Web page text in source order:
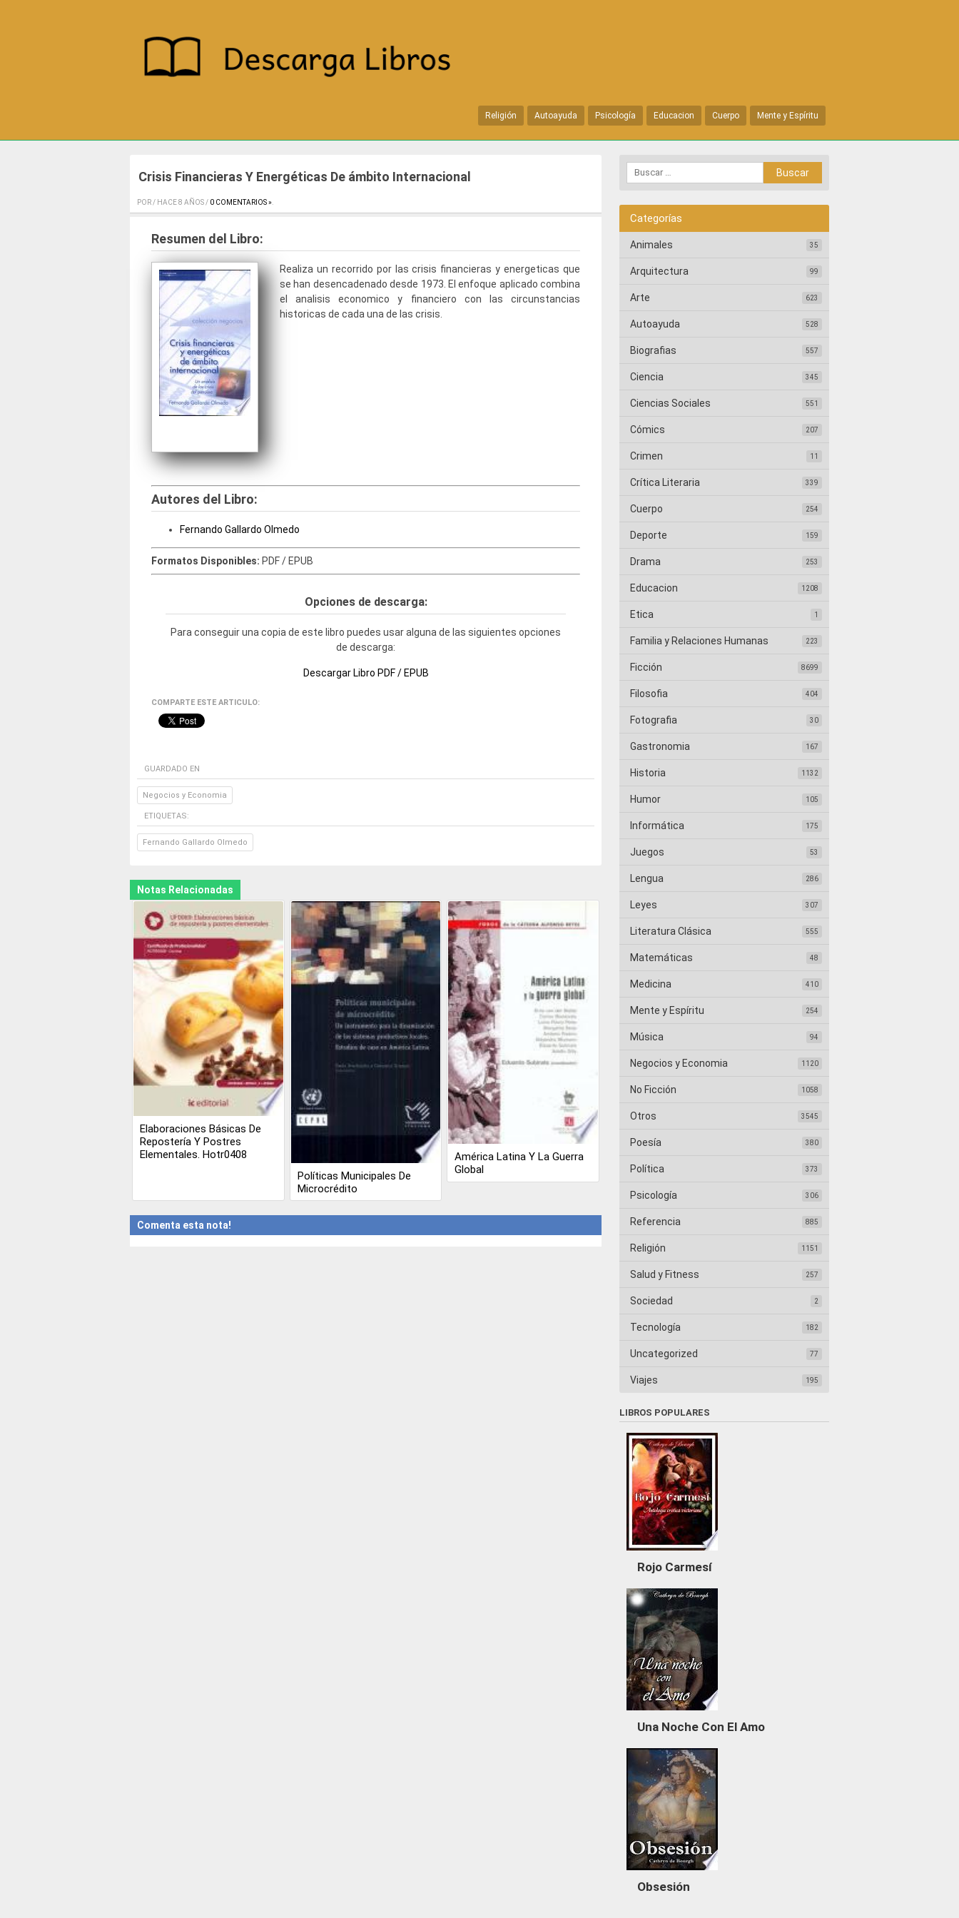
Religión Autoayuda Psicología Educacion Cuerpo Mente y Espíritu
Crisis Financieras Y Energéticas De ámbito Internacional
POR / HACE 8 AÑOS / 0 COMENTARIOS »
Resumen del Libro:
Realiza un recorrido por las crisis financieras y energeticas que
se han desencadenado desde 1973. El enfoque aplicado combina
el analisis economico y financiero con las circunstancias
historicas de cada una de las crisis.
Autores del Libro:
Fernando Gallardo Olmedo
Formatos Disponibles: PDF / EPUB
Opciones de descarga:
Para conseguir una copia de este libro puedes usar alguna de las siguientes opciones
de descarga:
Descargar Libro PDF / EPUB
COMPARTE ESTE ARTICULO:
GUARDADO EN
Negocios y Economia
ETIQUETAS:
Fernando Gallardo Olmedo
Notas Relacionadas
Elaboraciones Básicas De
Repostería Y Postres
Elementales. Hotr0408
Políticas Municipales De
Microcrédito
América Latina Y La Guerra
Global
Comenta esta nota!
Categorías
Animales 35
Arquitectura 99
Arte 623
Autoayuda 528
Biografias 557
Ciencia 345
Ciencias Sociales 551
Cómics 207
Crimen 11
Crítica Literaria 339
Cuerpo 254
Deporte 159
Drama 253
Educacion 1208
Etica 1
Familia y Relaciones Humanas 223
Ficción 8699
Filosofia 404
Fotografia 30
Gastronomia 167
Historia 1132
Humor 105
Informática 175
Juegos 53
Lengua 286
Leyes 307
Literatura Clásica 555
Matemáticas 48
Medicina 410
Mente y Espíritu 254
Música 94
Negocios y Economia 1120
No Ficción 1058
Otros 3545
Poesía 380
Política 373
Psicología 306
Referencia 885
Religión 1151
Salud y Fitness 257
Sociedad 2
Tecnología 182
Uncategorized 77
Viajes 195
LIBROS POPULARES
Rojo Carmesí
Una Noche Con El Amo
Obsesión